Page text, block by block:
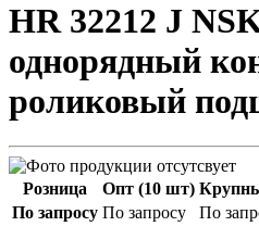
HR 32212 J
однорядный
роликовый
Розница Опт (10 шт)
По запросу По запросу По